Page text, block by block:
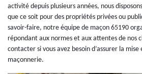
activité depuis plusieurs années, nous
que ce soit pour des propriétés privées ou
savoir-faire, notre équipe de maçon 65190
répondant aux normes et aux attentes de nos
contacter si vous avez besoin d’assurer la
maçonnerie.